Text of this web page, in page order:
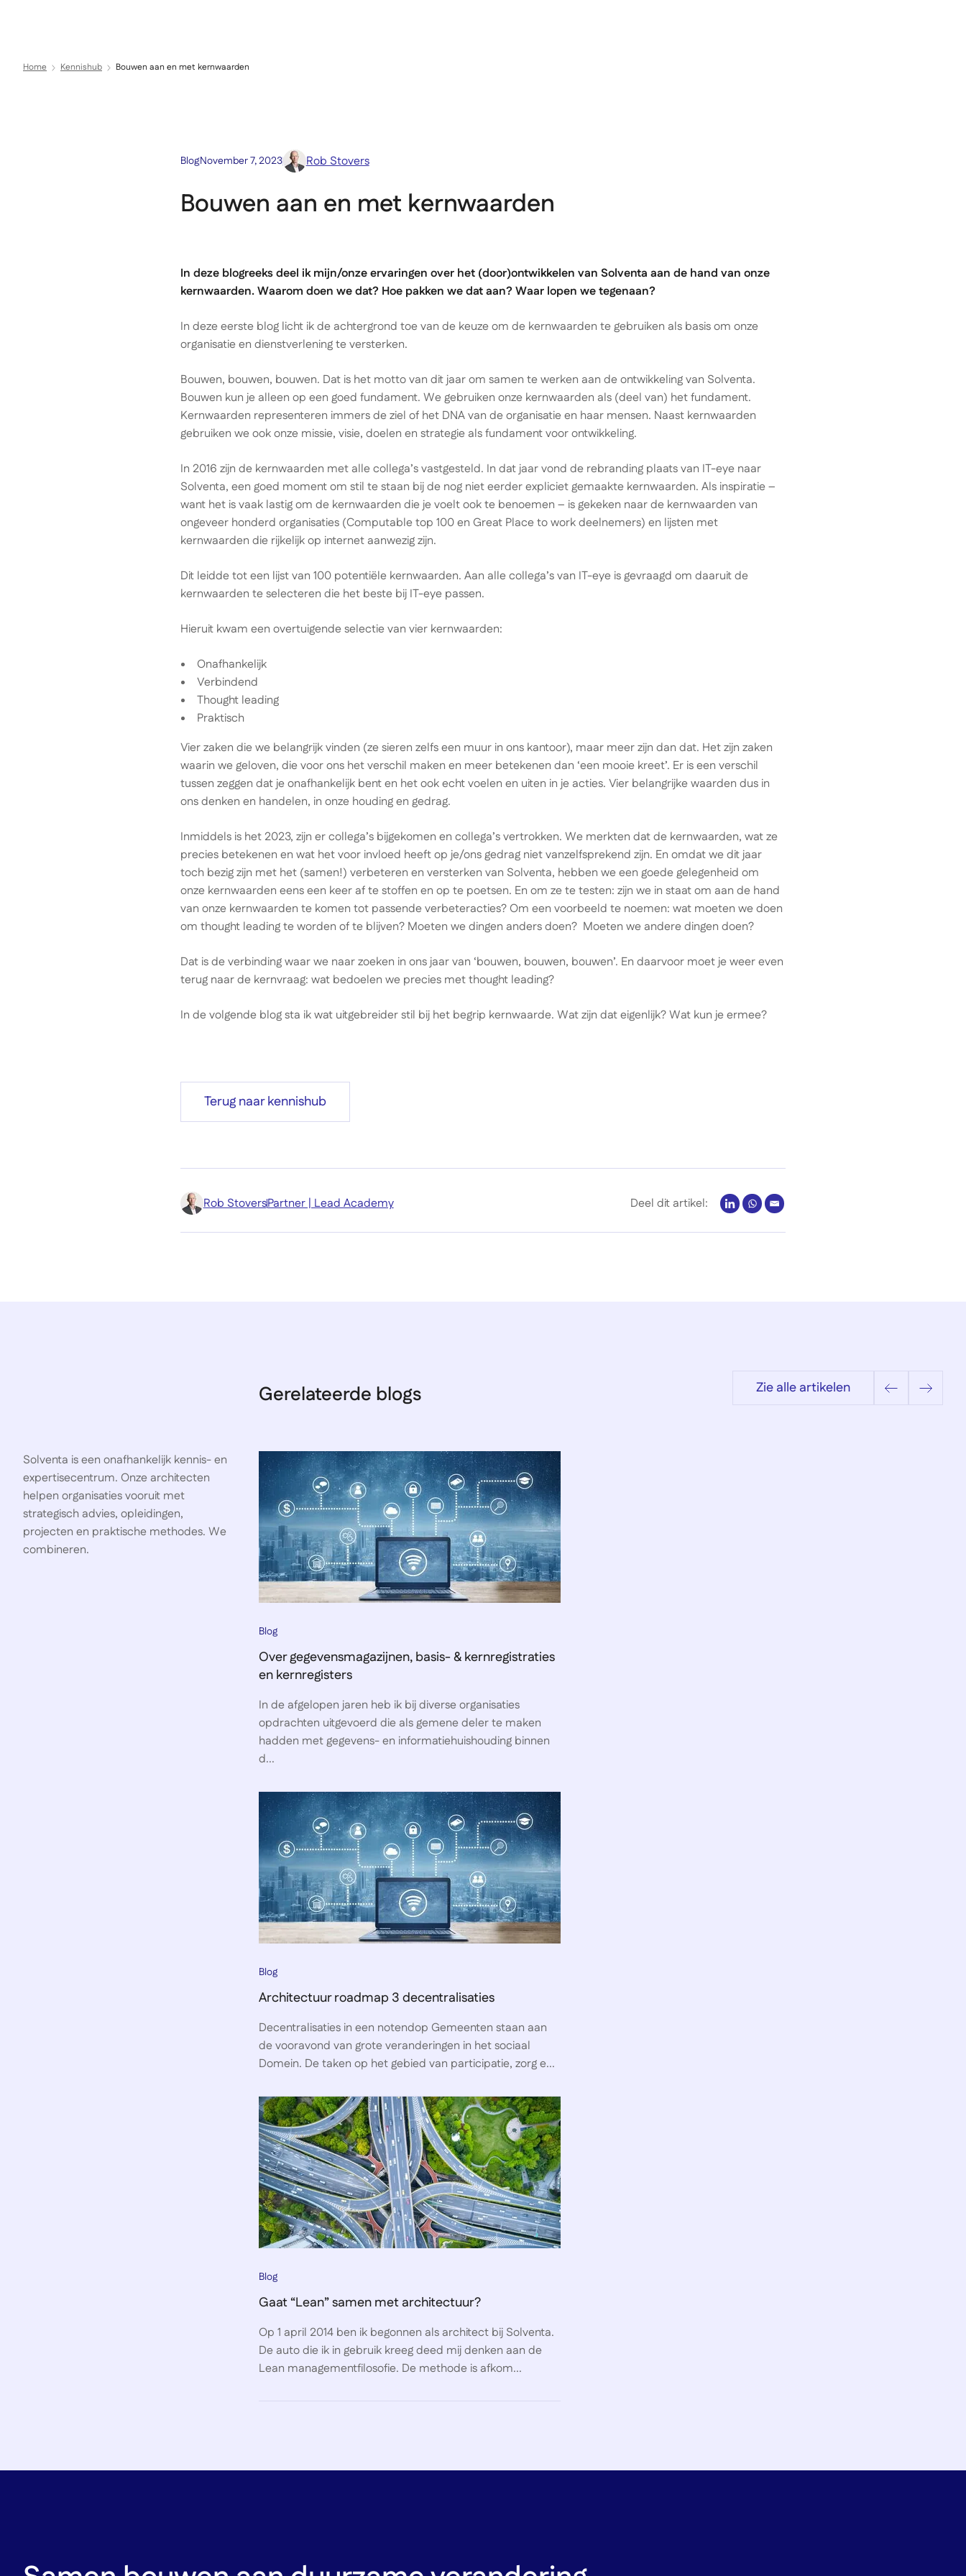
Direct naar inhoud
Home Kennishub Bouwen aan en met kernwaarden
BlogNovember 7, 2023 Rob Stovers
Bouwen aan en met kernwaarden
In deze blogreeks deel ik mijn/onze ervaringen over het (door)ontwikkelen van Solventa aan de hand van onze
kernwaarden. Waarom doen we dat? Hoe pakken we dat aan? Waar lopen we tegenaan?
In deze eerste blog licht ik de achtergrond toe van de keuze om de kernwaarden te gebruiken als basis om onze
organisatie en dienstverlening te versterken.
Bouwen, bouwen, bouwen. Dat is het motto van dit jaar om samen te werken aan de ontwikkeling van Solventa.
Bouwen kun je alleen op een goed fundament. We gebruiken onze kernwaarden als (deel van) het fundament.
Kernwaarden representeren immers de ziel of het DNA van de organisatie en haar mensen. Naast kernwaarden
gebruiken we ook onze missie, visie, doelen en strategie als fundament voor ontwikkeling.
In 2016 zijn de kernwaarden met alle collega’s vastgesteld. In dat jaar vond de rebranding plaats van IT-eye naar
Solventa, een goed moment om stil te staan bij de nog niet eerder expliciet gemaakte kernwaarden. Als inspiratie –
want het is vaak lastig om de kernwaarden die je voelt ook te benoemen – is gekeken naar de kernwaarden van
ongeveer honderd organisaties (Computable top 100 en Great Place to work deelnemers) en lijsten met
kernwaarden die rijkelijk op internet aanwezig zijn.
Dit leidde tot een lijst van 100 potentiële kernwaarden. Aan alle collega’s van IT-eye is gevraagd om daaruit de
kernwaarden te selecteren die het beste bij IT-eye passen.
Hieruit kwam een overtuigende selectie van vier kernwaarden:
Onafhankelijk
Verbindend
Thought leading
Praktisch
Vier zaken die we belangrijk vinden (ze sieren zelfs een muur in ons kantoor), maar meer zijn dan dat. Het zijn zaken
waarin we geloven, die voor ons het verschil maken en meer betekenen dan ‘een mooie kreet’. Er is een verschil
tussen zeggen dat je onafhankelijk bent en het ook echt voelen en uiten in je acties. Vier belangrijke waarden dus in
ons denken en handelen, in onze houding en gedrag.
Inmiddels is het 2023, zijn er collega’s bijgekomen en collega’s vertrokken. We merkten dat de kernwaarden, wat ze
precies betekenen en wat het voor invloed heeft op je/ons gedrag niet vanzelfsprekend zijn. En omdat we dit jaar
toch bezig zijn met het (samen!) verbeteren en versterken van Solventa, hebben we een goede gelegenheid om
onze kernwaarden eens een keer af te stoffen en op te poetsen. En om ze te testen: zijn we in staat om aan de hand
van onze kernwaarden te komen tot passende verbeteracties? Om een voorbeeld te noemen: wat moeten we doen
om thought leading te worden of te blijven? Moeten we dingen anders doen? Moeten we andere dingen doen?
Dat is de verbinding waar we naar zoeken in ons jaar van ‘bouwen, bouwen, bouwen’. En daarvoor moet je weer even
terug naar de kernvraag: wat bedoelen we precies met thought leading?
In de volgende blog sta ik wat uitgebreider stil bij het begrip kernwaarde. Wat zijn dat eigenlijk? Wat kun je ermee?
Terug naar kennishub
Rob StoversPartner | Lead Academy Deel dit artikel:
Gerelateerde blogs Zie alle artikelen
Solventa is een onafhankelijk kennis- en
expertisecentrum. Onze architecten
helpen organisaties vooruit met
strategisch advies, opleidingen,
projecten en praktische methodes. We
combineren.
Blog
Over gegevensmagazijnen, basis- & kernregistraties
en kernregisters
In de afgelopen jaren heb ik bij diverse organisaties
opdrachten uitgevoerd die als gemene deler te maken
hadden met gegevens- en informatiehuishouding binnen
d...
Blog
Architectuur roadmap 3 decentralisaties
Decentralisaties in een notendop Gemeenten staan aan
de vooravond van grote veranderingen in het sociaal
Domein. De taken op het gebied van participatie, zorg e...
Blog
Gaat “Lean” samen met architectuur?
Op 1 april 2014 ben ik begonnen als architect bij Solventa.
De auto die ik in gebruik kreeg deed mij denken aan de
Lean managementfilosofie. De methode is afkom...